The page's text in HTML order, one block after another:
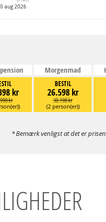
aug 2026
Morgenmad
kr
kr
BESTIL
26.598 kr
30.198 kr
(2 person(er))
Bemærk venligst at det er